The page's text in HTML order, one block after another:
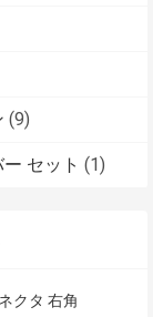
(9)
セット (1)
クタ 右角